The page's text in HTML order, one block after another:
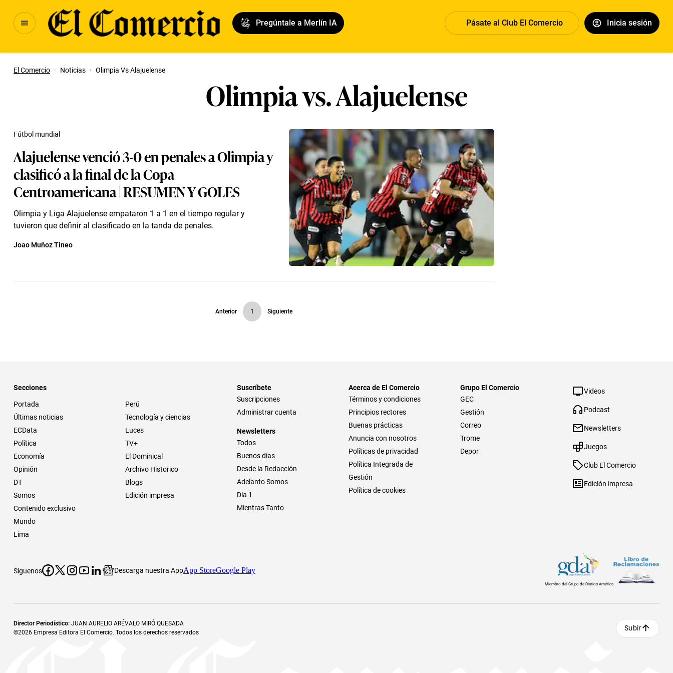
Pregúntale a Merlín IA Pásate al Club El Comercio Inicia sesión
El Comercio · Noticias · Olimpia Vs Alajuelense
Olimpia vs. Alajuelense
Alajuelense venció 3-0 en penales a Olimpia y
clasificó a la final de la Copa
Centroamericana | RESUMEN Y GOLES
Olimpia y Liga Alajuelense empataron 1 a 1 en el tiempo regular y
tuvieron que definir al clasificado en la tanda de penales.
Fútbol mundial
Joao Muñoz Tineo
Anterior 1 Siguiente
Secciones
Portada
Últimas noticias
ECData
Política
Economía
Opinión
DT
Somos
Contenido exclusivo
Mundo
Lima
Perú
Tecnología y ciencias
Luces
TV+
El Dominical
Archivo Historico
Blogs
Edición impresa
Suscríbete
Suscripciones
Administrar cuenta
Newsletters
Todos
Buenos días
Desde la Redacción
Adelanto Somos
Día 1
Mientras Tanto
Acerca de El Comercio
Términos y condiciones
Principios rectores
Buenas prácticas
Anuncia con nosotros
Políticas de privacidad
Política Integrada de
Gestión
Política de cookies
Grupo El Comercio
GEC
Gestión
Correo
Trome
Depor
Videos
Podcast
Newsletters
Juegos
Club El Comercio
Edición impresa
Síguenos Descarga nuestra AppApp StoreGoogle Play
Miembro del Grupo de Diarios América
Director Periodístico: JUAN AURELIO ARÉVALO MIRÓ QUESADA
©2026 Empresa Editora El Comercio. Todos los derechos reservados
Subir